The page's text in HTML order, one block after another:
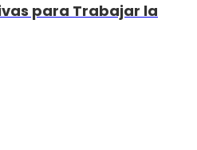
para Trabajar la